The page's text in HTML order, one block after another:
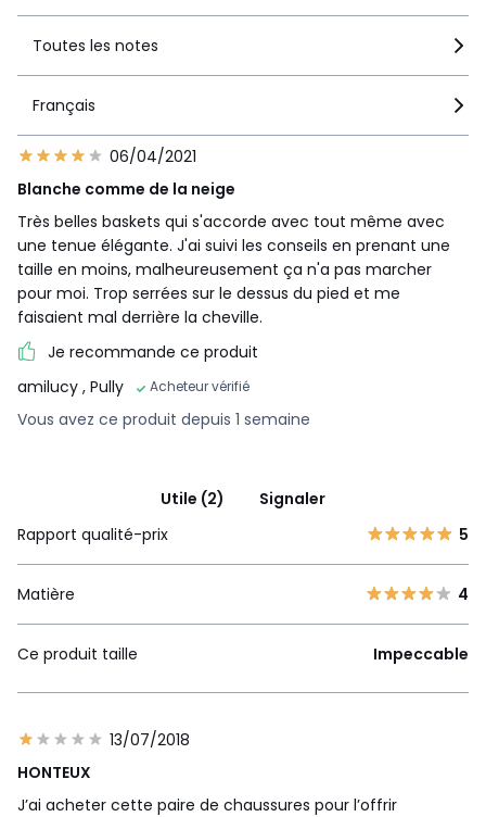
Toutes les notes
Français
06/04/2021
Blanche comme de la neige
Très belles baskets qui s'accorde avec tout même avec
une tenue élégante. J'ai suivi les conseils en prenant une
taille en moins, malheureusement ça n'a pas marcher
pour moi. Trop serrées sur le dessus du pied et me
faisaient mal derrière la cheville.
Je recommande ce produit
amilucy , Pully Acheteur vérifié
Vous avez ce produit depuis 1 semaine
Utile (2)
Signaler
Rapport qualité-prix
5
Matière 4
Ce produit taille Impeccable
13/07/2018
HONTEUX
J’ai acheter cette paire de chaussures pour l’offrir